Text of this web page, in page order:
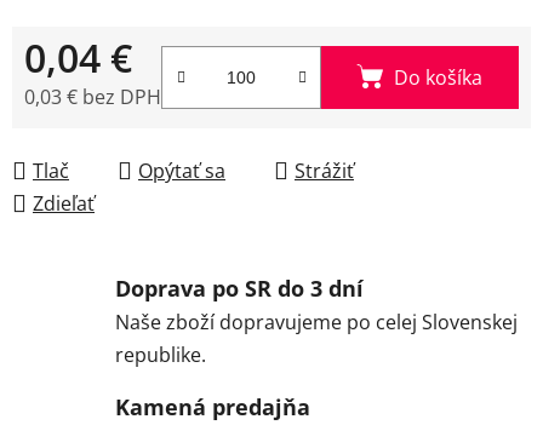
0,04 €
0,03 € bez DPH
Do košíka
Tlač Opýtať sa
Strážiť
Zdieľať
Doprava po SR do 3 dní
Naše zboží dopravujeme po celej Slovenskej
republike.
Kamená predajňa